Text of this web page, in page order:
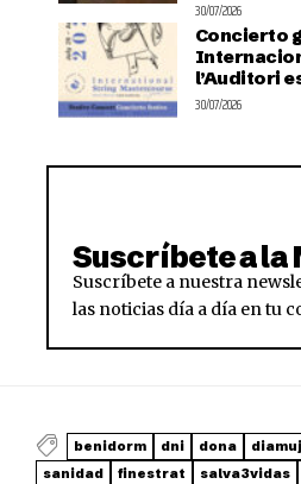
30/07/2026
Concierto
l’Auditori
30/07/2026
Suscríbete a
Suscríbete a nuestra
las noticias día a día en tu
benidorm dni dona
sanidad
finestrat salva3vidas